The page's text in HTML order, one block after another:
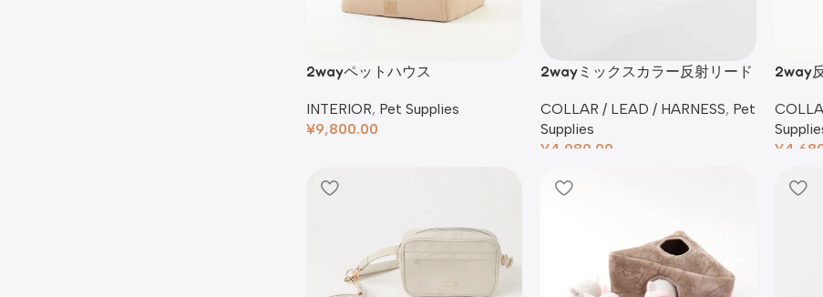
2wayペットハウス
INTERIOR, Pet Supplies
¥9,800.00
2wayミックスカラー反射リード
COLLAR / LEAD / HARNESS, Pet
Supplies
¥4,980.00
2way
¥